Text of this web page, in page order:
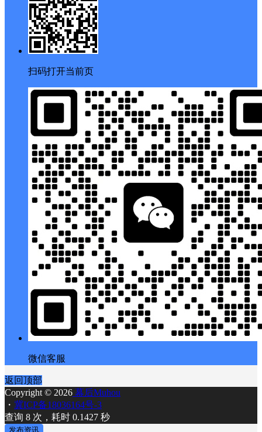
扫码打开当前页
微信客服
返回顶部
Copyright © 2026 幕后Muhou
・ 冀ICP备18036164号-3
查询 8 次，耗时 0.1427 秒
发布资讯